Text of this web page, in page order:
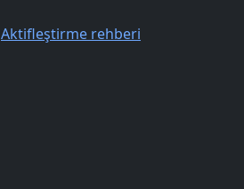
Aktifleştirme rehberi